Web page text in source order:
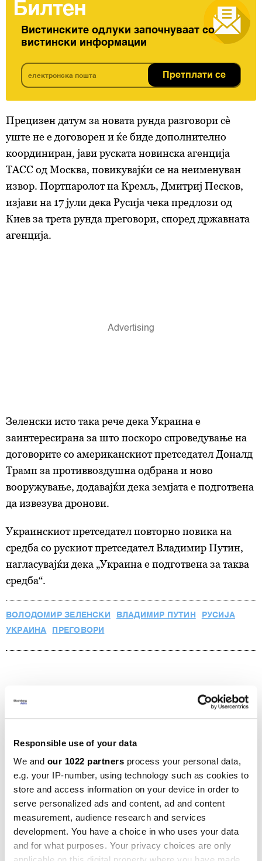
Responsible use of your data
We and our 1022 partners process your personal data,
e.g. your IP-number, using technology such as cookies to
store and access information on your device in order to
serve personalized ads and content, ad and content
measurement, audience research and services
development. You have a choice in who uses your data
and for what purposes. Your privacy choices are only
Билтен
Вистинските одлуки започнуваат со
вистински информации
Претплати се
Прецизен датум за новата рунда разговори сè
уште не е договорен и ќе биде дополнително
координиран, јави руската новинска агенција
ТАСС од Москва, повикувајќи се на неименуван
извор. Портпаролот на Кремљ, Дмитриј Песков,
изјави на 17 јули дека Русија чека предлози од
Киев за трета рунда преговори, според државната
агенција.
Зеленски исто така рече дека Украина е
заинтересирана за што поскоро спроведување на
договорите со американскиот претседател Доналд
Трамп за противвоздушна одбрана и ново
вооружување, додавајќи дека земјата е подготвена
да извезува дронови.
Украинскиот претседател повторно повика на
средба со рускиот претседател Владимир Путин,
нагласувајќи дека „Украина е подготвена за таква
средба“.
ВОЛОДОМИР ЗЕЛЕНСКИ ВЛАДИМИР ПУТИН
РУСИЈА
УКРАИНА
ПРЕГОВОРИ
Зеленски: Војната во Иран го остава
ЕУ ќе санкционира над 1.600
компании кои ја поддржуваат
воената индустрија на Русија
28.07.2026
Трамп ќе дозволи Украина да
произведува ракети „Патриот“